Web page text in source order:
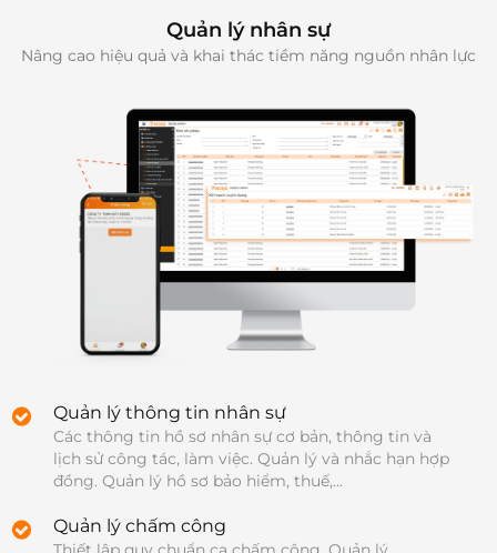
Quản lý nhân sự
Nâng cao hiệu quả và khai thác tiềm năng nguồn nhân lực
Quản lý thông tin nhân sự
Các thông tin hồ sơ nhân sự cơ bản, thông tin và
lịch sử công tác, làm việc. Quản lý và nhắc hạn hợp
đồng. Quản lý hồ sơ bảo hiểm, thuế,...
Quản lý chấm công